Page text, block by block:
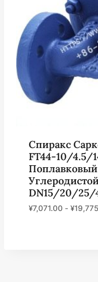
Спиракс
FT44-10/4.5/
DN15/20/
¥7,071.00 - ¥